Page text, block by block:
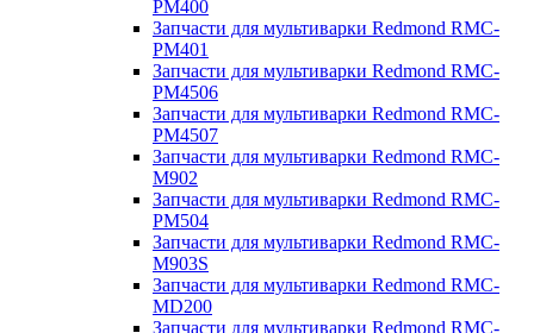
PM400
Запчасти для мультиварки Redmond RMC-
PM401
Запчасти для мультиварки Redmond RMC-
PM4506
Запчасти для мультиварки Redmond RMC-
PM4507
Запчасти для мультиварки Redmond RMC-
M902
Запчасти для мультиварки Redmond RMC-
PM504
Запчасти для мультиварки Redmond RMC-
M903S
Запчасти для мультиварки Redmond RMC-
MD200
Запчасти для мультиварки Redmond RMC-